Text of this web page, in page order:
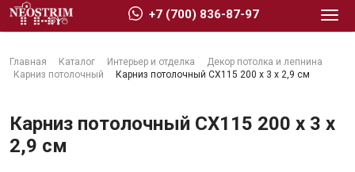
Главная Каталог Интерьер и отделка
Декор потолка и лепнина
Карниз потолочный
Карниз потолочный CX115 200 x 3 x 2,9 см
Карниз потолочный CX115 200 x 3 x
2,9 см
+7 (700) 836-87-97